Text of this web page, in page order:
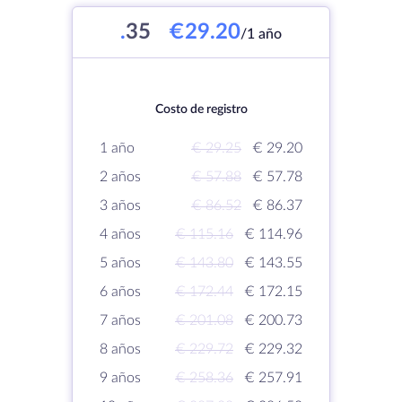
.35 €29.20/1 año
Costo de registro
1 año € 29.25
€ 29.20
2 años
€ 57.88
€ 57.78
3 años
€ 86.52
€ 86.37
4 años
€ 115.16
€ 114.96
5 años
€ 143.80
€ 143.55
6 años
€ 172.44
€ 172.15
7 años
€ 201.08
€ 200.73
8 años
€ 229.72
€ 229.32
9 años
€ 258.36
€ 257.91